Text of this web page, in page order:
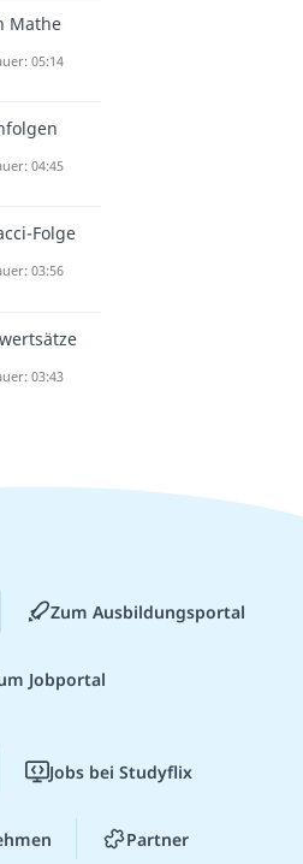
Mathe
05:14
04:45
Folge
03:56
03:43
Zum Ausbildungsportal
Jobportal
Jobs bei Studyflix
Partner